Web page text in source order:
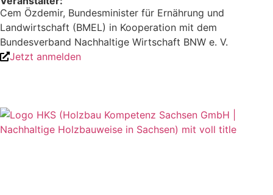
Cem Özdemir, Bundesminister für Ernährung und
Landwirtschaft (BMEL) in Kooperation mit dem
Bundesverband Nachhaltige Wirtschaft BNW e. V.
Jetzt anmelden